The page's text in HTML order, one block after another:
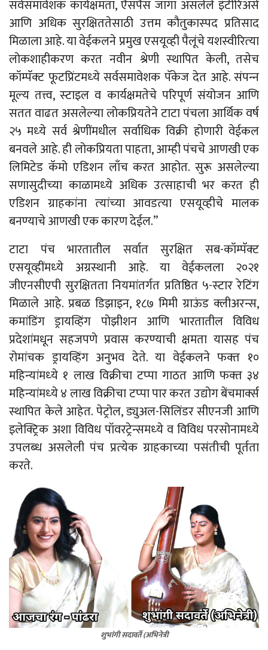
सर्वसमावेशक कार्यक्षमता, एैसपैस जागा असलेले इंटीरिअर्स
आणि अधिक सुरक्षिततेसाठी उत्तम कौतुकास्‍पद प्रतिसाद
मिळाला आहे. या वेईकलने प्रमुख एसयूव्‍ही पैलूंचे यशस्‍वीरित्‍या
लोकशाहीकरण करत नवीन श्रेणी स्‍थापित केली, तसेच
कॉम्‍पॅक्‍ट फूटप्रिंटमध्‍ये सर्वसमावेशक पॅकेज देत आहे. संपन्‍न
मूल्‍य तत्त्व, स्‍टाइल व कार्यक्षमतेचे परिपूर्ण संयोजन आणि
सतत वाढत असलेल्‍या लोकप्रियतेने टाटा पंचला आर्थिक वर्ष
२५ मध्‍ये सर्व श्रेणींमधील सर्वाधिक विक्री होणारी वेईकल
बनवले आहे. ही लोकप्रियता पाहता, आम्‍ही पंचचे आणखी एक
लिमिटेड कॅमो एडिशन लाँच करत आहोत. सुरू असलेल्‍या
सणासुदीच्‍या काळामध्‍ये अधिक उत्‍साहाची भर करत ही
एडिशन ग्राहकांना त्‍यांच्‍या आवडत्‍या एसयूव्‍हीचे मालक
बनण्‍याचे आणखी एक कारण देईल.”
टाटा पंच भारतातील सर्वात सुरक्षित सब-कॉम्‍पॅक्‍ट
एसयूव्‍हींमध्‍ये अग्रस्‍थानी आहे. या वेईकलला २०२१
जीएनसीएपी सुरक्षितता नियमांतर्गत प्रतिष्ठित ५-स्‍टार रेटिंग
मिळाले आहे. प्रबळ डिझाइन, १८७ मिमी ग्राऊंड क्‍लीअरन्‍स,
कमांडिंग ड्रायव्हिंग पोझीशन आणि भारतातील विविध
प्रदेशांमधून सहजपणे प्रवास करण्‍याची क्षमता यासह पंच
रोमांचक ड्रायव्हिंग अनुभव देते. या वेईकलने फक्‍त १०
महिन्‍यांमध्‍ये १ लाख विक्रीचा टप्‍पा गाठत आणि फक्‍त ३४
महिन्‍यांमध्‍ये ४ लाख विक्रीचा टप्‍पा पार करत उद्योग बेंचमार्क्‍स
स्‍थापित केले आहेत. पेट्रोल, ड्युअल-सिलिंडर सीएनजी आणि
इलेक्ट्रिक अशा विविध पॉवरट्रेन्‍समध्‍ये व विविध परसोनामध्‍ये
उपलब्‍ध असलेली पंच प्रत्‍येक ग्राहकाच्‍या पसंतीची पूर्तता
करते.
शुभांगी सदावर्ते (अभिनेत्री